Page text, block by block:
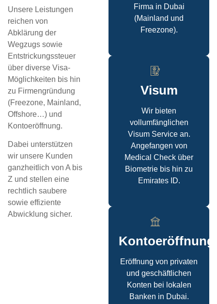
Unsere Leistungen
reichen von
Abklärung der
Wegzugs sowie
Entstrickungssteuer
über diverse Visa-
Möglichkeiten bis hin
zu Firmengründung
(Freezone, Mainland,
Offshore…) und
Kontoeröffnung.
Dabei unterstützen
wir unsere Kunden
ganzheitlich von A bis
Z und stellen eine
rechtlich saubere
sowie effiziente
Abwicklung sicher.
Firma in Dubai
(Mainland und
Freezone).
Visum
Wir bieten
vollumfänglichen
Visum Service an.
Angefangen von
Medical Check über
Biometrie bis hin zu
Emirates ID.
Kontoeröffnung
Eröffnung von privaten
und geschäftlichen
Konten bei lokalen
Banken in Dubai.